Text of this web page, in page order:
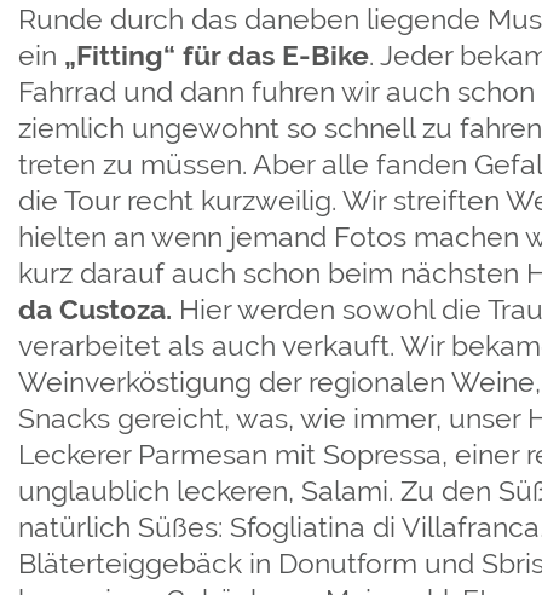
Runde durch das daneben liegende
ein „Fitting“ für das E-Bike. Jeder
Fahrrad und dann fuhren wir auch
ziemlich ungewohnt so schnell zu
treten zu müssen. Aber alle fanden
die Tour recht kurzweilig. Wir streiften
hielten an wenn jemand Fotos machen
kurz darauf auch schon beim nächsten
da Custoza. Hier werden sowohl die
verarbeitet als auch verkauft. Wir
Weinverköstigung der regionalen
Snacks gereicht, was, wie immer, unser
Leckerer Parmesan mit Sopressa, einer
unglaublich leckeren, Salami. Zu den
natürlich Süßes: Sfogliatina di
Bläterteiggebäck in Donutform und